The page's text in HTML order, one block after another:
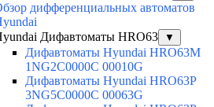
дифференциальных автоматов
Дифавтоматы HRO63
▼
Дифавтоматы Hyundai HRO63M
1NG2C0000C 00010G
Дифавтоматы Hyundai HRO63P
3NG5C0000C 00063G